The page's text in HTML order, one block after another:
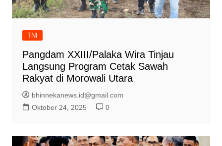
TNI
Pangdam XXIII/Palaka Wira Tinjau
Langsung Program Cetak Sawah
Rakyat di Morowali Utara
bhinnekanews.id@gmail.com
Oktober 24, 2025
0